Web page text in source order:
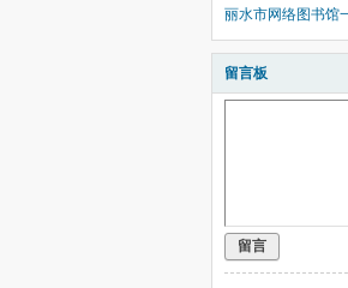
丽水市网络图书馆
留言板
留言